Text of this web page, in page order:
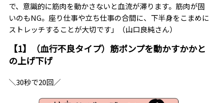
で、意識的に筋肉を動かさないと血流が滞ります。筋肉が固
いのもNG。座り仕事や立ち仕事の合間に、下半身をこまめに
ストレッチすることが大切です」（山口良純さん）
【1】（血行不良タイプ）筋ポンプを動かすかかと
の上げ下げ
＼30秒で20回／